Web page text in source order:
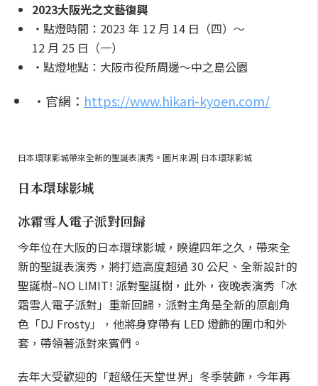
2023大阪光之文藝復興
・點燈時間：2023 年 12 月 14 日（四）～
12 月 25 日（一）
・點燈地點：大阪市役所周邊〜中之島公園
・官網： https://www.hikari-kyoen.com/
日本環球影城帶來全新的聖誕表演秀。圖片來源| 日本環球影城
日本環球影城
冰霜雪人電子派對回歸
今年位在大阪的日本環球影城，睽違四年之久，帶來全
新的聖誕表演秀，將打造高度超過 30 公尺、全新設計的
聖誕樹–NO LIMIT! 派對聖誕樹，此外，夜晚表演秀「冰
霜雪人電子派對」重新回歸，派對主角是全新的原創角
色「DJ Frosty」，他將身穿帶有 LED 燈飾的圍巾和外
套，帶領著派對來賓們。
去年大受歡迎的「超級任天堂世界」冬季裝飾，今年再